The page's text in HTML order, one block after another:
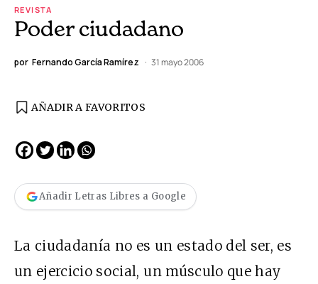
REVISTA
Poder ciudadano
por Fernando García Ramírez 31 mayo 2006
AÑADIR A FAVORITOS
Añadir Letras Libres a Google
La ciudadanía no es un estado del ser, es
un ejercicio social, un músculo que hay